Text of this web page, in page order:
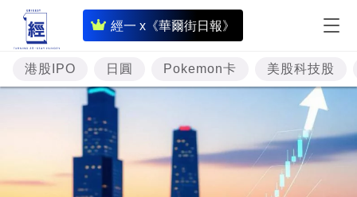
經一 x《華爾街日報》
即
時
財
經
題
投
資
港股IPO 日圓 Pokemon卡 美股科技股